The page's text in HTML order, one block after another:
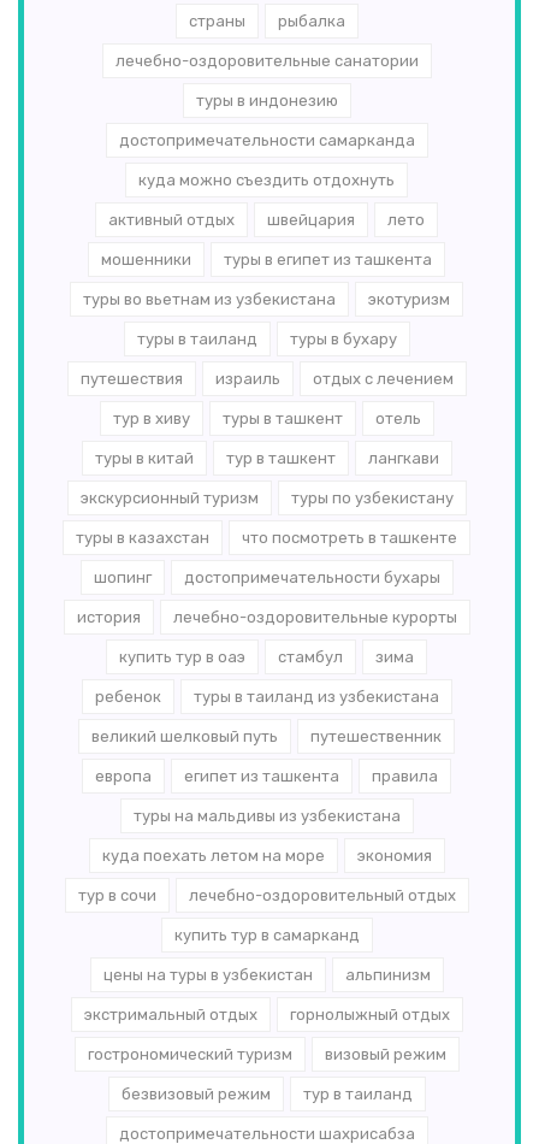
страны рыбалка
лечебно-оздоровительные санатории
туры в индонезию
достопримечательности самарканда
куда можно съездить отдохнуть
активный отдых швейцария лето
мошенники туры в египет из ташкента
туры во вьетнам из узбекистана экотуризм
туры в таиланд туры в бухару
путешествия израиль отдых с лечением
тур в хиву туры в ташкент отель
туры в китай тур в ташкент лангкави
экскурсионный туризм туры по узбекистану
туры в казахстан что посмотреть в ташкенте
шопинг достопримечательности бухары
история лечебно-оздоровительные курорты
купить тур в оаэ стамбул зима
ребенок туры в таиланд из узбекистана
великий шелковый путь путешественник
европа египет из ташкента правила
туры на мальдивы из узбекистана
куда поехать летом на море экономия
тур в сочи лечебно-оздоровительный отдых
купить тур в самарканд
цены на туры в узбекистан альпинизм
экстримальный отдых горнолыжный отдых
гострономический туризм визовый режим
безвизовый режим тур в таиланд
достопримечательности шахрисабза